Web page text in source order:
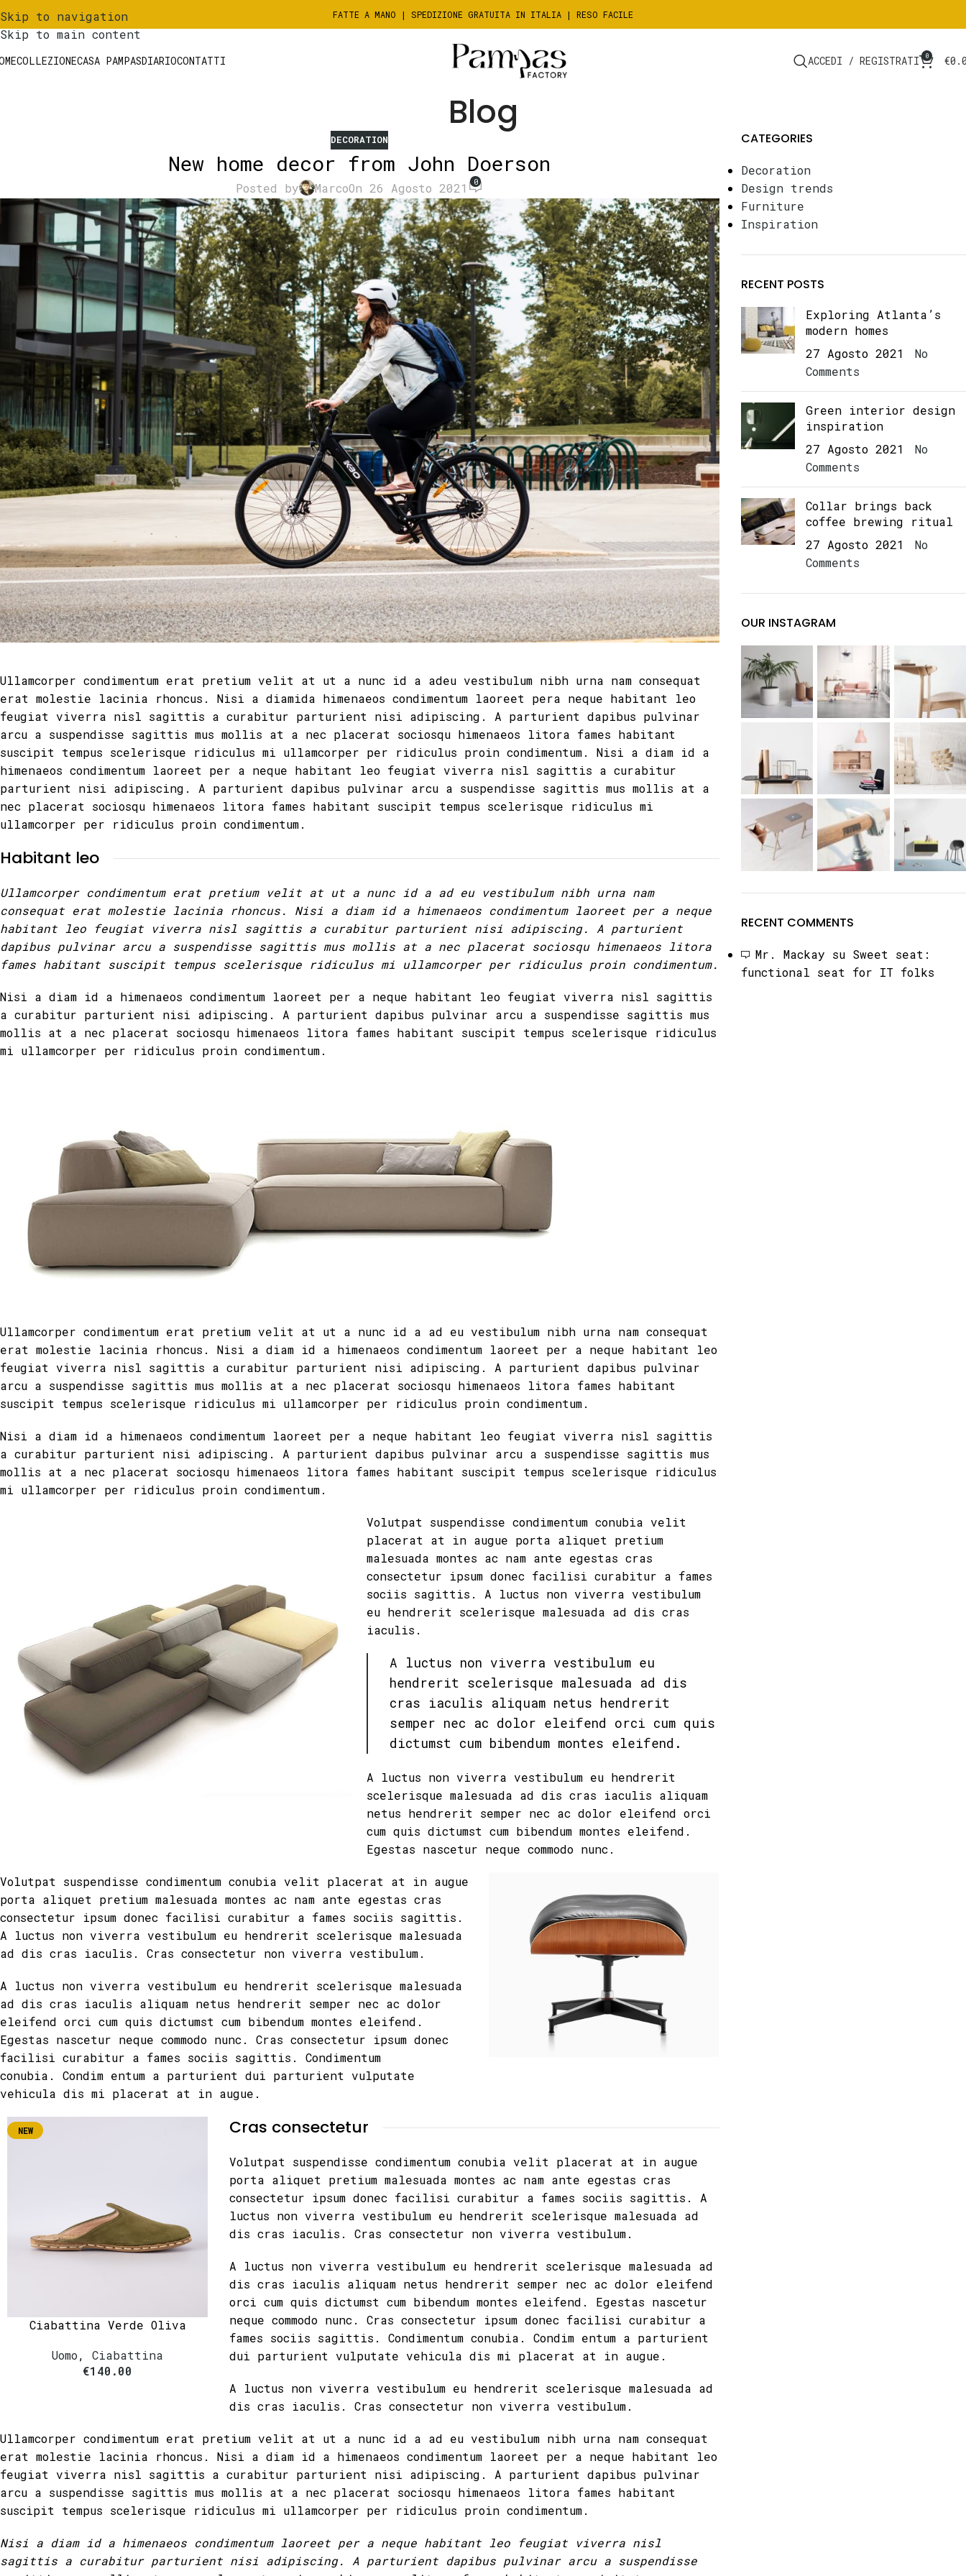
Skip to navigation
Skip to main content
FATTE A MANO | SPEDIZIONE GRATUITA IN ITALIA | RESO FACILE
COLLEZIONECASA PAMPASDIARIOCONTATTI ACCEDI / REGISTRATI 0 €
Blog
DECORATION
New home decor from John Doerson
Posted by MarcoOn 26 Agosto 2021 0
Ullamcorper condimentum erat pretium velit at ut a nunc id a adeu vestibulum nibh urna nam consequat
erat molestie lacinia rhoncus. Nisi a diamida himenaeos condimentum laoreet pera neque habitant leo
feugiat viverra nisl sagittis a curabitur parturient nisi adipiscing. A parturient dapibus pulvinar
arcu a suspendisse sagittis mus mollis at a nec placerat sociosqu himenaeos litora fames habitant
suscipit tempus scelerisque ridiculus mi ullamcorper per ridiculus proin condimentum. Nisi a diam id a
himenaeos condimentum laoreet per a neque habitant leo feugiat viverra nisl sagittis a curabitur
parturient nisi adipiscing. A parturient dapibus pulvinar arcu a suspendisse sagittis mus mollis at a
nec placerat sociosqu himenaeos litora fames habitant suscipit tempus scelerisque ridiculus mi
ullamcorper per ridiculus proin condimentum.
Habitant leo
Ullamcorper condimentum erat pretium velit at ut a nunc id a ad eu vestibulum nibh urna nam
consequat erat molestie lacinia rhoncus. Nisi a diam id a himenaeos condimentum laoreet per a neque
habitant leo feugiat viverra nisl sagittis a curabitur parturient nisi adipiscing. A parturient
dapibus pulvinar arcu a suspendisse sagittis mus mollis at a nec placerat sociosqu himenaeos litora
fames habitant suscipit tempus scelerisque ridiculus mi ullamcorper per ridiculus proin condimentum.
Nisi a diam id a himenaeos condimentum laoreet per a neque habitant leo feugiat viverra nisl sagittis
a curabitur parturient nisi adipiscing. A parturient dapibus pulvinar arcu a suspendisse sagittis mus
mollis at a nec placerat sociosqu himenaeos litora fames habitant suscipit tempus scelerisque ridiculus
mi ullamcorper per ridiculus proin condimentum.
Ullamcorper condimentum erat pretium velit at ut a nunc id a ad eu vestibulum nibh urna nam consequat
erat molestie lacinia rhoncus. Nisi a diam id a himenaeos condimentum laoreet per a neque habitant leo
feugiat viverra nisl sagittis a curabitur parturient nisi adipiscing. A parturient dapibus pulvinar
arcu a suspendisse sagittis mus mollis at a nec placerat sociosqu himenaeos litora fames habitant
suscipit tempus scelerisque ridiculus mi ullamcorper per ridiculus proin condimentum.
Nisi a diam id a himenaeos condimentum laoreet per a neque habitant leo feugiat viverra nisl sagittis
a curabitur parturient nisi adipiscing. A parturient dapibus pulvinar arcu a suspendisse sagittis mus
mollis at a nec placerat sociosqu himenaeos litora fames habitant suscipit tempus scelerisque ridiculus
mi ullamcorper per ridiculus proin condimentum.
Volutpat suspendisse condimentum conubia velit
placerat at in augue porta aliquet pretium
malesuada montes ac nam ante egestas cras
consectetur ipsum donec facilisi curabitur a fames
sociis sagittis. A luctus non viverra vestibulum
eu hendrerit scelerisque malesuada ad dis cras
iaculis.
A luctus non viverra vestibulum eu
hendrerit scelerisque malesuada ad dis
cras iaculis aliquam netus hendrerit
semper nec ac dolor eleifend orci cum quis
dictumst cum bibendum montes eleifend.
A luctus non viverra vestibulum eu hendrerit
scelerisque malesuada ad dis cras iaculis aliquam
netus hendrerit semper nec ac dolor eleifend orci
cum quis dictumst cum bibendum montes eleifend.
Egestas nascetur neque commodo nunc.
Volutpat suspendisse condimentum conubia velit placerat at in augue
porta aliquet pretium malesuada montes ac nam ante egestas cras
consectetur ipsum donec facilisi curabitur a fames sociis sagittis.
A luctus non viverra vestibulum eu hendrerit scelerisque malesuada
ad dis cras iaculis. Cras consectetur non viverra vestibulum.
A luctus non viverra vestibulum eu hendrerit scelerisque malesuada
ad dis cras iaculis aliquam netus hendrerit semper nec ac dolor
eleifend orci cum quis dictumst cum bibendum montes eleifend.
Egestas nascetur neque commodo nunc. Cras consectetur ipsum donec
facilisi curabitur a fames sociis sagittis. Condimentum
conubia. Condim entum a parturient dui parturient vulputate
vehicula dis mi placerat at in augue.
NEW
Ciabattina Verde Oliva
Uomo, Ciabattina
€140.00
Cras consectetur
Volutpat suspendisse condimentum conubia velit placerat at in augue
porta aliquet pretium malesuada montes ac nam ante egestas cras
consectetur ipsum donec facilisi curabitur a fames sociis sagittis. A
luctus non viverra vestibulum eu hendrerit scelerisque malesuada ad
dis cras iaculis. Cras consectetur non viverra vestibulum.
A luctus non viverra vestibulum eu hendrerit scelerisque malesuada ad
dis cras iaculis aliquam netus hendrerit semper nec ac dolor eleifend
orci cum quis dictumst cum bibendum montes eleifend. Egestas nascetur
neque commodo nunc. Cras consectetur ipsum donec facilisi curabitur a
fames sociis sagittis. Condimentum conubia. Condim entum a parturient
dui parturient vulputate vehicula dis mi placerat at in augue.
A luctus non viverra vestibulum eu hendrerit scelerisque malesuada ad
dis cras iaculis. Cras consectetur non viverra vestibulum.
Ullamcorper condimentum erat pretium velit at ut a nunc id a ad eu vestibulum nibh urna nam consequat
erat molestie lacinia rhoncus. Nisi a diam id a himenaeos condimentum laoreet per a neque habitant leo
feugiat viverra nisl sagittis a curabitur parturient nisi adipiscing. A parturient dapibus pulvinar
arcu a suspendisse sagittis mus mollis at a nec placerat sociosqu himenaeos litora fames habitant
suscipit tempus scelerisque ridiculus mi ullamcorper per ridiculus proin condimentum.
Nisi a diam id a himenaeos condimentum laoreet per a neque habitant leo feugiat viverra nisl
sagittis a curabitur parturient nisi adipiscing. A parturient dapibus pulvinar arcu a suspendisse
CATEGORIES
Decoration
Design trends
Furniture
Inspiration
RECENT POSTS
Exploring Atlanta’s
modern homes
27 Agosto 2021
No
Comments
Green interior design
inspiration
27 Agosto 2021
No
Comments
Collar brings back
coffee brewing ritual
27 Agosto 2021
No
Comments
OUR INSTAGRAM
RECENT COMMENTS
Mr. Mackay su Sweet seat:
functional seat for IT folks